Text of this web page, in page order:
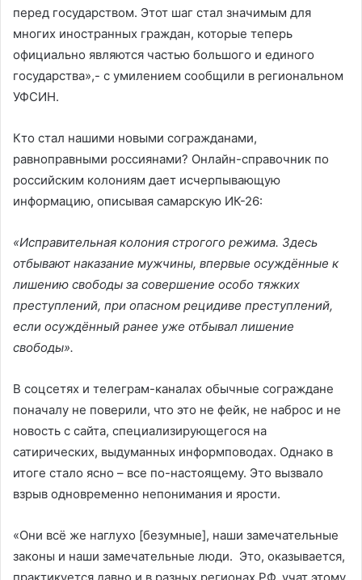
перед государством. Этот шаг стал значимым для
многих иностранных граждан, которые теперь
официально являются частью большого и единого
государства»,- с умилением сообщили в региональном
УФСИН.
Кто стал нашими новыми согражданами,
равноправными россиянами? Онлайн-справочник по
российским колониям дает исчерпывающую
информацию, описывая самарскую ИК-26:
«Исправительная колония строгого режима. Здесь
отбывают наказание мужчины, впервые осуждённые к
лишению свободы за совершение особо тяжких
преступлений, при опасном рецидиве преступлений,
если осуждённый ранее уже отбывал лишение
свободы».
В соцсетях и телеграм-каналах обычные сограждане
поначалу не поверили, что это не фейк, не наброс и не
новость с сайта, специализирующегося на
сатирических, выдуманных информповодах. Однако в
итоге стало ясно – все по-настоящему. Это вызвало
взрыв одновременно непонимания и ярости.
«Они всё же наглухо [безумные], наши замечательные
законы и наши замечательные люди. Это, оказывается,